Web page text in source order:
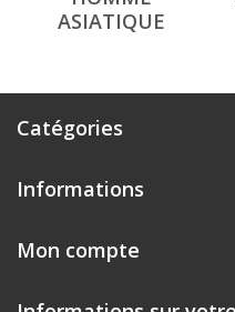
ASIATIQUE
Catégories
Informations
Mon compte